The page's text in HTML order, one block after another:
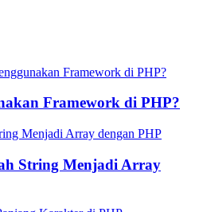
Framework di PHP?
String Menjadi Array